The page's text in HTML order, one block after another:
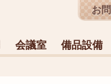
会議室 備品設備
お